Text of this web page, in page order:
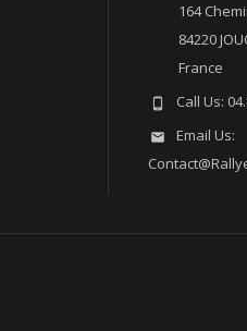
164
84220
France
 Call Us:

Email Us: